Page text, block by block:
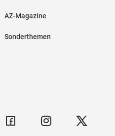
AZ-Magazine
Sonderthemen